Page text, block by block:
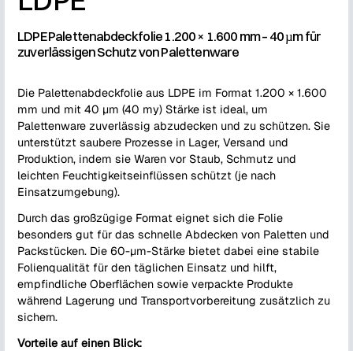
LDPE Palettenabdeckfolie 1.200 × 1.600 mm – 40 µm für
zuverlässigen Schutz von Palettenware
Die Palettenabdeckfolie aus LDPE im Format 1.200 × 1.600
mm und mit 40 µm (40 my) Stärke ist ideal, um
Palettenware zuverlässig abzudecken und zu schützen. Sie
unterstützt saubere Prozesse in Lager, Versand und
Produktion, indem sie Waren vor Staub, Schmutz und
leichten Feuchtigkeitseinflüssen schützt (je nach
Einsatzumgebung).
Durch das großzügige Format eignet sich die Folie
besonders gut für das schnelle Abdecken von Paletten und
Packstücken. Die 60-µm-Stärke bietet dabei eine stabile
Folienqualität für den täglichen Einsatz und hilft,
empfindliche Oberflächen sowie verpackte Produkte
während Lagerung und Transportvorbereitung zusätzlich zu
sichern.
Vorteile auf einen Blick: